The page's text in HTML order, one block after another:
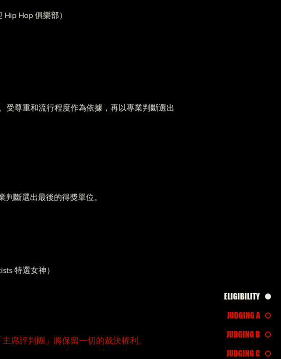
Hop 俱樂部）
受尊重和流行程度作為依據，再以專業判斷選出
判斷選出最後的得獎單位。
特選女神）
席評判團」將保留一切的裁決權利。
ELIGIBILITY
JUDGING A
JUDGING B
JUDGING C